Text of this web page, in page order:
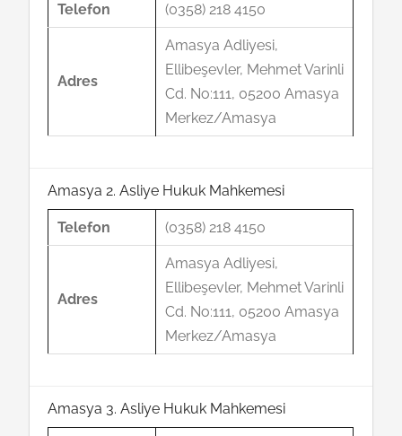
Telefon (0358) 218 4150
Adres
Amasya Adliyesi,
Ellibeşevler, Mehmet Varinli
Cd. No:111, 05200 Amasya
Merkez/Amasya
Amasya 2. Asliye Hukuk Mahkemesi
Telefon (0358) 218 4150
Adres
Amasya Adliyesi,
Ellibeşevler, Mehmet Varinli
Cd. No:111, 05200 Amasya
Merkez/Amasya
Amasya 3. Asliye Hukuk Mahkemesi